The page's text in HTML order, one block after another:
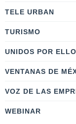
TELE URBAN
TURISMO
UNIDOS POR
VENTANAS DE
VOZ DE LAS
WEBINAR